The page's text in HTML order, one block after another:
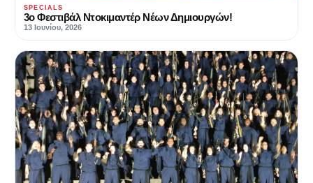
SPECIALS
3ο Φεστιβάλ Ντοκιμαντέρ Νέων Δημιουργών!
13 Ιουνίου, 2026